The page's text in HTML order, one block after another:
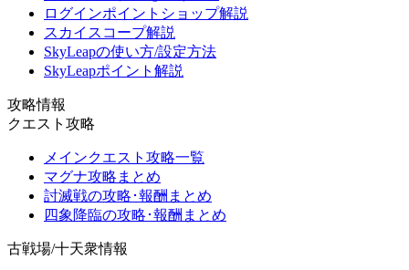
ログインポイントショップ解説
スカイスコープ解説
SkyLeapの使い方/設定方法
SkyLeapポイント解説
攻略情報
クエスト攻略
メインクエスト攻略一覧
マグナ攻略まとめ
討滅戦の攻略･報酬まとめ
四象降臨の攻略･報酬まとめ
古戦場/十天衆情報